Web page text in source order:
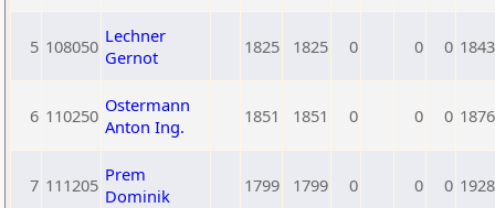
5 108050 Lechner
Gernot
1825 1825 0 0 0 1843
6 110250 Ostermann
Anton Ing.
1851 1851 0 0 0 1876
7 111205 Prem
Dominik
1799 1799 0 0 0 1928